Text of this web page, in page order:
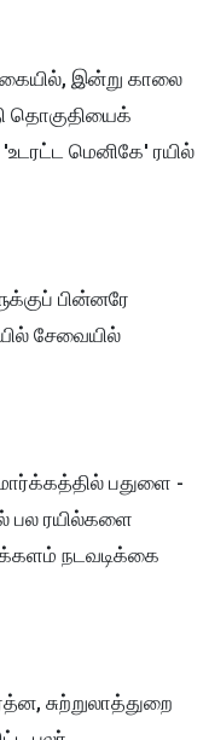
இன்று காலை
தொகுதியைக்
மெனிகே' ரயில்
பின்னரே
சேவையில்
பதுளை -
பல ரயில்களை
நடவடிக்கை
சுற்றுலாத்துறை